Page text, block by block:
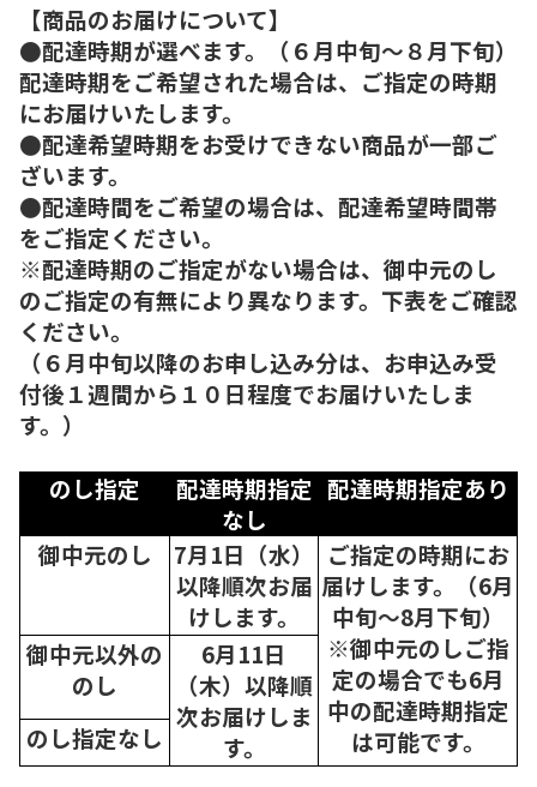
【商品のお届けについて】
●配達時期が選べます。（６月中旬～８月下旬）
配達時期をご希望された場合は、ご指定の時期
にお届けいたします。
●配達希望時期をお受けできない商品が一部ご
ざいます。
●配達時間をご希望の場合は、配達希望時間帯
をご指定ください。
※配達時期のご指定がない場合は、御中元のし
のご指定の有無により異なります。下表をご確認
ください。
（６月中旬以降のお申し込み分は、お申込み受
付後１週間から１０日程度でお届けいたしま
す。）
のし指定
配達時期指定
なし
配達時期指定あり
御中元のし
7月1日（水）
以降順次お届
けします。
ご指定の時期にお
届けします。（6月
中旬～8月下旬）
※御中元のしご指
定の場合でも6月
中の配達時期指定
は可能です。
御中元以外の
のし
6月11日
（木）以降順
次お届けしま
す。
のし指定なし